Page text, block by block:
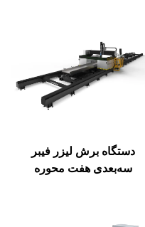
دستگاه برش لیزر فیبر
سه‌بعدی هفت محوره